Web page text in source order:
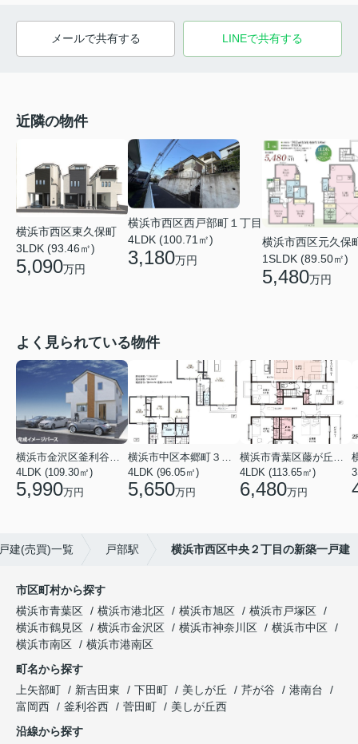
メールで共有する LINEで共有する
近隣の物件
横浜市西区東久保町
3LDK (93.46㎡)
5,090万円
横浜市西区西戸部町１丁目
4LDK (100.71㎡)
3,180万円
横浜市西区元久保
1SLDK (89.50㎡)
5,480万円
よく見られている物件
4LDK (109.30㎡)
5,990万円
4LDK (96.05㎡)
5,650万円
4LDK (113.65㎡)
6,480万円
建(売買)一覧 戸部駅 横浜市西区中央２丁目の新築一戸建
市区町村から探す
横浜市青葉区
横浜市港北区 横浜市旭区
横浜市戸塚区
横浜市鶴見区
横浜市金沢区 横浜市神奈川区
横浜市中区
横浜市南区
横浜市港南区
町名から探す
上矢部町
新吉田東 下田町 美しが丘 芹が谷
港南台
富岡西
釜利谷西 菅田町
美しが丘西
沿線から探す